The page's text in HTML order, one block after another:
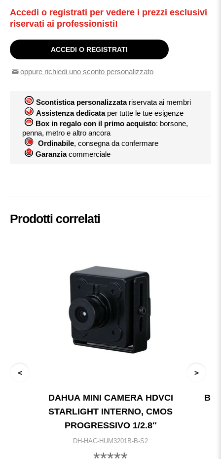
Accedi o registrati per vedere i prezzi esclusivi
riservati ai professionisti!
ACCEDI O REGISTRATI
oppure richiedi uno sconto personalizzato
Scontistica personalizzatariservata ai membri
Assistenza dedicataper tutte le tue esigenze
Box in regalo con il primo acquisto: borsone,
penna, metro e altro ancora
Ordinabile, consegna da confermare
Garanziacommerciale
Prodotti correlati
DAHUA MINI CAMERA HDVCI
STARLIGHT INTERNO, CMOS
PROGRESSIVO 1/2.8″
DH-HAC-HUM3201B-B-S2